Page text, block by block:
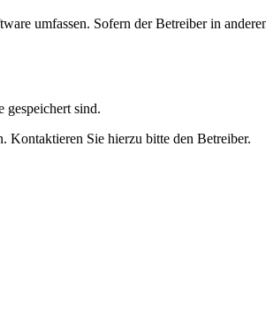
umfassen. Sofern der Betreiber in
sind.
Kontaktieren Sie hierzu bitte den Betreiber.